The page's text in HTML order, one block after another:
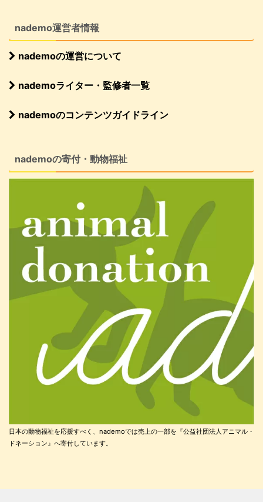
nademo運営者情報
nademoの運営について
nademoライター・監修者一覧
nademoのコンテンツガイドライン
nademoの寄付・動物福祉
日本の動物福祉を応援すべく、nademoでは売上の一部を『公益社団法人アニマル・
ドネーション』へ寄付しています。